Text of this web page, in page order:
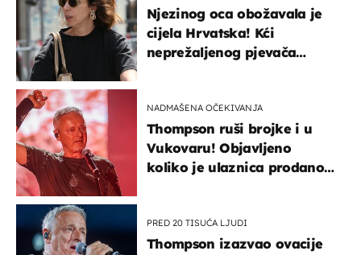
Njezinog oca obožavala je
cijela Hrvatska! Kći
neprežaljenog pjevača
NADMAŠENA OČEKIVANJA
Thompson ruši brojke i u
Vukovaru! Objavljeno
koliko je ulaznica prodano
PRED 20 TISUĆA LJUDI
Thompson izazvao ovacije